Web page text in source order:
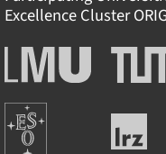
Excellence Cluster
Ludwig-
Maximilians-
München
Universität
Europäische
Südsternwarte
Leibniz-